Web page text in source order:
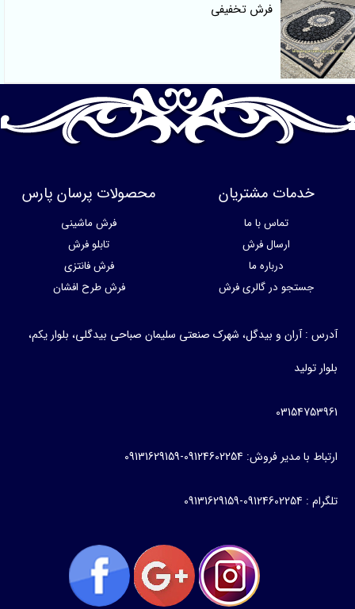
فرش تخفیفی
خدمات مشتریان
تماس با ما
ارسال فرش
درباره ما
جستجو در گالری فرش
محصولات پرسان پارس
فرش ماشینی
تابلو فرش
فرش فانتزی
فرش طرح افشان
آدرس : آران و بیدگل، شهرک صنعتی سلیمان صباحی بیدگلی، بلوار یکم،
بلوار تولید
03154753961
ارتباط با مدیر فروش: 09124602254-09131629159
تلگرام : 09124602254-09131629159